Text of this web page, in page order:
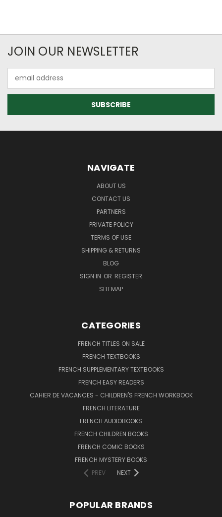
JOIN OUR NEWSLETTER
Address
NAVIGATE
ABOUT US
CONTACT US
PARTNERS
PRIVATE POLICY
TERMS OF USE
SHIPPING & RETURNS
BLOG
SIGN IN OR REGISTER
SITEMAP
CATEGORIES
FRENCH TITLES ON SALE
FRENCH TEXTBOOKS
FRENCH SUPPLEMENTARY TEXTBOOKS
FRENCH EASY READERS
CAHIER DE VACANCES - CHILDREN'S FRENCH WORKBOOK
FRENCH LITERATURE
FRENCH AUDIOBOOKS
FRENCH CHILDREN BOOKS
FRENCH COMIC BOOKS
FRENCH MYSTERY BOOKS
PREV
NEXT
POPULAR BRANDS